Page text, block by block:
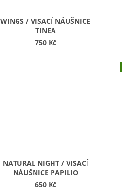
WINGS / VISACÍ NÁUŠNICE
TINEA
750 Kč
NATURAL NIGHT / VISACÍ
NÁUŠNICE PAPILIO
650 Kč